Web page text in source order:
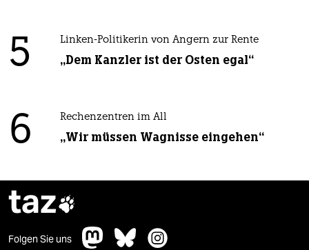
5 Linken-Politikerin von Angern zur Rente
„Dem Kanzler ist der Osten egal“
6 Rechenzentren im All
„Wir müssen Wagnisse eingehen“
taz
Folgen Sie uns